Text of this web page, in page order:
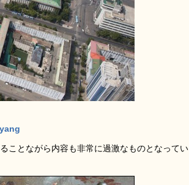
ことながら内容も非常に過激なものとなってい